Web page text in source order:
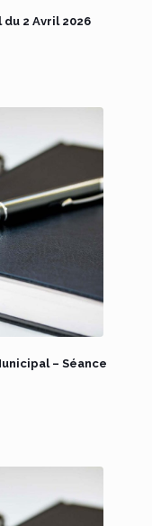
du 2 Avril 2026
– Séance